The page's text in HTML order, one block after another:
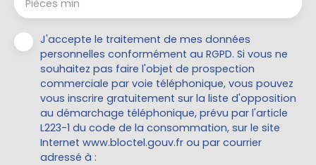
Pièces min
J'accepte le traitement de mes données
personnelles conformément au RGPD. Si vous ne
souhaitez pas faire l'objet de prospection
commerciale par voie téléphonique, vous pouvez
vous inscrire gratuitement sur la liste d'opposition
au démarchage téléphonique, prévu par l'article
L223-1 du code de la consommation, sur le site
Internet www.bloctel.gouv.fr ou par courrier
adressé à :